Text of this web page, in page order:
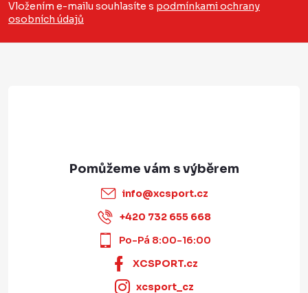
aVložením e-mailu souhlasíte s podmínkami ochrany
osobních údajů
info@xcsport.cz
+420 732 655 668
Po-Pá 8:00-16:00
XCSPORT.cz
xcsport_cz